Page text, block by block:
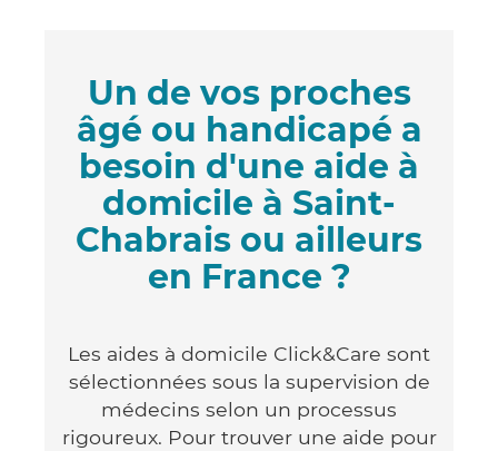
Un de vos proches
âgé ou handicapé a
besoin d'une aide à
domicile à Saint-
Chabrais ou ailleurs
en France ?
Les aides à domicile Click&Care sont
sélectionnées sous la supervision de
médecins selon un processus
rigoureux. Pour trouver une aide pour